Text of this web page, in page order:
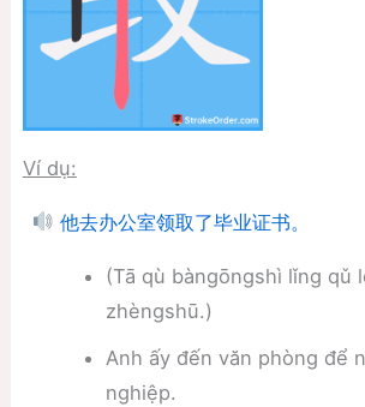
Ví dụ:
他去办公室领取了毕业证书。
(Tā qù bàngōngshì lǐng qǔ
zhèngshū.)
Anh ấy đến văn phòng để
nghiệp.